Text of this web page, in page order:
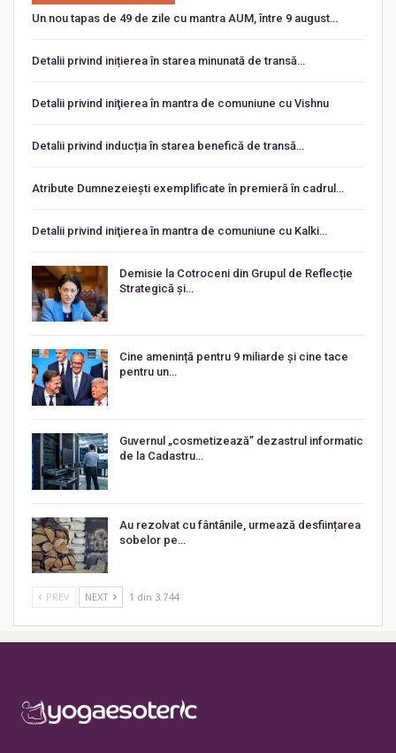
Un nou tapas de 49 de zile cu mantra AUM, între 9 august…
Detalii privind inițierea în starea minunată de transă…
Detalii privind iniţierea în mantra de comuniune cu Vishnu
Detalii privind inducția în starea benefică de transă…
Atribute Dumnezeiești exemplificate în premieră în cadrul…
Detalii privind iniţierea în mantra de comuniune cu Kalki…
Demisie la Cotroceni din Grupul de Reflecție
Strategică și…
Cine amenință pentru 9 miliarde și cine tace
pentru un…
Guvernul „cosmetizează” dezastrul informatic
de la Cadastru…
Au rezolvat cu fântânile, urmează desființarea
sobelor pe…
PREV NEXT 1 din 3.744